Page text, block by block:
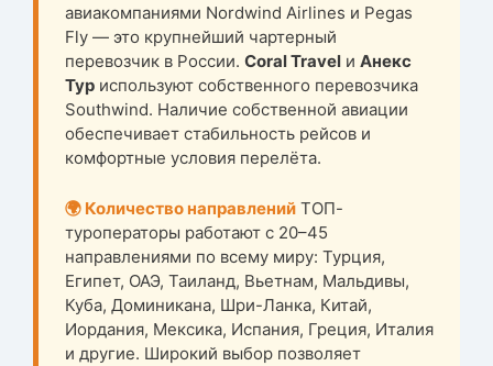
авиакомпаниями Nordwind Airlines и Pegas
Fly — это крупнейший чартерный
перевозчик в России. Coral Travel и Анекс
Тур используют собственного перевозчика
Southwind. Наличие собственной авиации
обеспечивает стабильность рейсов и
комфортные условия перелёта.
🌍 Количество направлений ТОП-
туроператоры работают с 20–45
направлениями по всему миру: Турция,
Египет, ОАЭ, Таиланд, Вьетнам, Мальдивы,
Куба, Доминикана, Шри-Ланка, Китай,
Иордания, Мексика, Испания, Греция, Италия
и другие. Широкий выбор позволяет